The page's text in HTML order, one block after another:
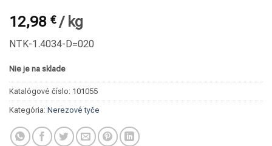
12,98 €/ kg
NTK-1.4034-D=020
Nie je na sklade
Katalógové číslo: 101055
Kategória: Nerezové tyče